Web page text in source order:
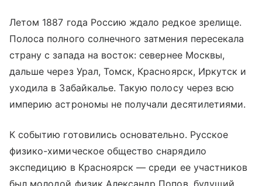
Летом 1887 года Россию ждало редкое зрелище.
Полоса полного солнечного затмения пересекала
страну с запада на восток: севернее Москвы,
дальше через Урал, Томск, Красноярск, Иркутск и
уходила в Забайкалье. Такую полосу через всю
империю астрономы не получали десятилетиями.
К событию готовились основательно. Русское
физико-химическое общество снарядило
экспедицию в Красноярск — среди ее участников
был молодой физик Александр Попов, будущий